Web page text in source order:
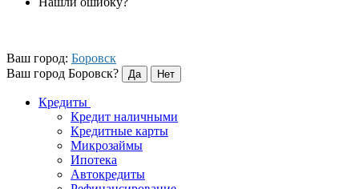
Ваш город: Боровск
Ваш город Боровск?
Кредиты
Кредит наличными
Кредитные карты
Микрозаймы
Ипотека
Автокредиты